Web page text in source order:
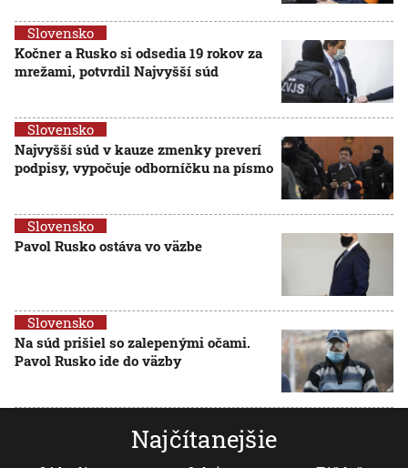
Slovensko
Kočner a Rusko si odsedia 19 rokov za
mrežami, potvrdil Najvyšší súd
Slovensko
Najvyšší súd v kauze zmenky preverí
podpisy, vypočuje odborníčku na písmo
Slovensko
Pavol Rusko ostáva vo väzbe
Slovensko
Na súd prišiel so zalepenými očami.
Pavol Rusko ide do väzby
Najčítanejšie